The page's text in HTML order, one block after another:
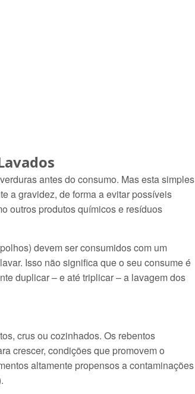
antes do consumo. Mas esta simples
a gravidez, de forma a evitar possíveis
outros produtos químicos e resíduos
devem ser consumidos com um
Isso não significa que o seu consume é
duplicar – e até triplicar – a lavagem dos
crus ou cozinhados. Os rebentos
crescer, condições que promovem o
altamente propensos a contaminações